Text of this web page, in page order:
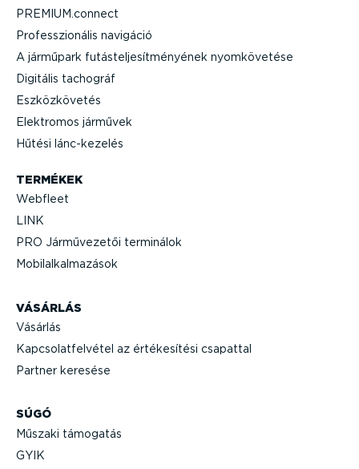
PREMIUM.connect
Professzi­o­nális navigáció
A járműpark futás­tel­je­sít­mé­nyének nyomkö­vetése
Digitális tachográf
Eszköz­kö­vetés
Elektromos járművek
Hűtési lánc-­ke­zelés
TERMÉKEK
Webfleet
LINK
PRO Jármű­ve­zetői terminálok
Mobil­al­kal­ma­zások
VÁSÁRLÁS
Vásárlás
Kapcso­lat­fel­vétel az értéke­sítési csapattal
Partner keresése
SÚGÓ
Műszaki támogatás
GYIK